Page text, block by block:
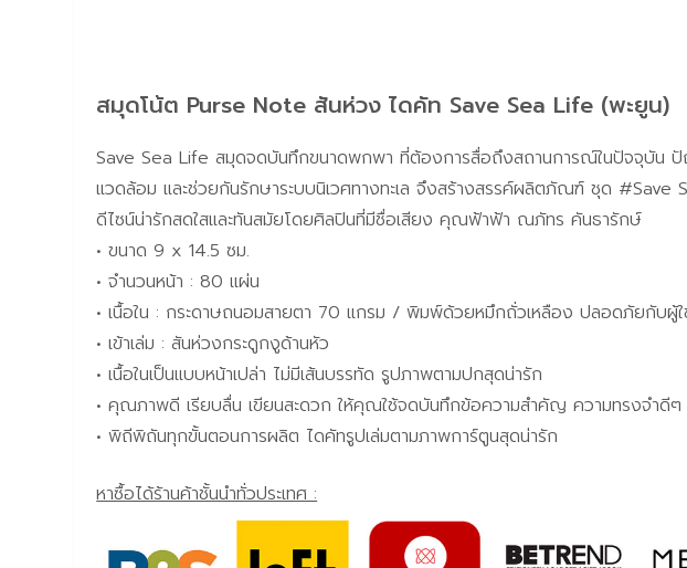
สมุดโน้ต Purse Note สันห่วง ไดคัท Save Sea Life (พะยูน)
Save Sea Life สมุดจดบันทึกขนาดพกพา ที่ต้องการสื่อถึงสถานการณ์ในปัจจุบัน ปั
แวดล้อม และช่วยกันรักษาระบบนิเวศทางทะเล จึงสร้างสรรค์ผลิตภัณฑ์ ชุด #Save
ดีไซน์น่ารักสดใสและทันสมัยโดยศิลปินที่มีชื่อเสียง คุณฟ้าฟ้า ณภัทร คันธารักษ์
• ขนาด 9 x 14.5 ซม.
• จำนวนหน้า : 80 แผ่น
• เนื้อใน : กระดาษถนอมสายตา 70 แกรม / พิมพ์ด้วยหมึกถั่วเหลือง ปลอดภัยกับผู้
• เข้าเล่ม : สันห่วงกระดูกงูด้านหัว
• เนื้อในเป็นแบบหน้าเปล่า ไม่มีเส้นบรรทัด รูปภาพตามปกสุดน่ารัก
• คุณภาพดี เรียบลื่น เขียนสะดวก ให้คุณใช้จดบันทึกข้อความสำคัญ ความทรงจำดี
• พิถีพิถันทุกขั้นตอนการผลิต ไดคัทรูปเล่มตามภาพการ์ตูนสุดน่ารัก
หาซื้อได้ร้านค้าชั้นนำทั่วประเทศ :